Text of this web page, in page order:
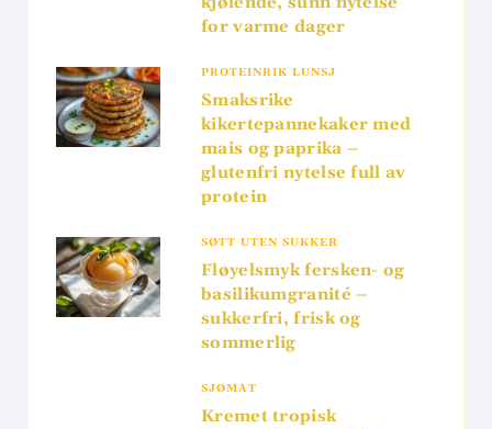
for varme dager
PROTEINRIK LUNSJ
Smaksrike
kikertepannekaker med
mais og paprika –
glutenfri nytelse full av
protein
SØTT UTEN SUKKER
Fløyelsmyk fersken- og
basilikumgranité –
sukkerfri, frisk og
sommerlig
SJØMAT
Kremet tropisk